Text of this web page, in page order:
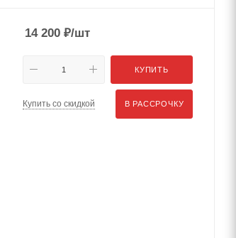
14 200 ₽/шт
КУПИТЬ
Купить со скидкой В РАССРОЧКУ